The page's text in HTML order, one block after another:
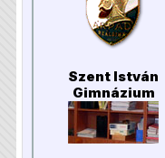
Szent István
Gimnázium